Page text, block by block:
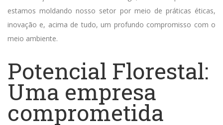
estamos moldando nosso setor por meio de práticas éticas,
inovação e, acima de tudo, um profundo compromisso com o
meio ambiente.
Potencial Florestal:
Uma empresa
comprometida